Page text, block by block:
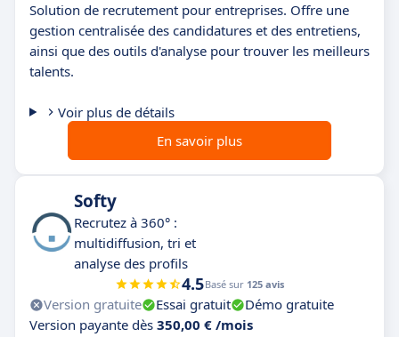
Solution de recrutement pour entreprises. Offre une
gestion centralisée des candidatures et des entretiens,
ainsi que des outils d'analyse pour trouver les meilleurs
talents.
Voir plus de détails
En savoir plus
Softy
Recrutez à 360° :
multidiffusion, tri et
analyse des profils
4.5Basé sur 125 avis
Version gratuite Essai gratuit
Démo gratuite
Version payante dès 350,00 € /mois